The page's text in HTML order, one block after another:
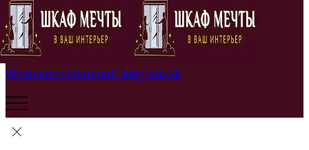
Whatsapp Untapped Telegram Vk